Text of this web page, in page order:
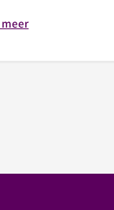
meer